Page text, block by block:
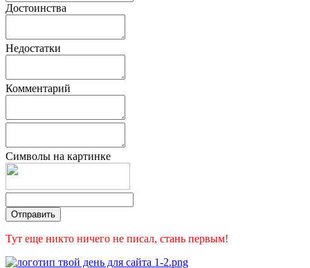
Достоинства
Недостатки
Комментарий
Символы на картинке
Тут еще никто ничего не писал, стань первым!